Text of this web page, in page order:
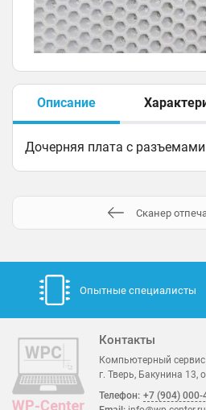
Описание
Дочерняя плата с разъемами
Сканер
Опытные специалисты
Контакты
Компьютерный сервис
г. Тверь, Бакунина 13,
Телефон: +7 (904) 000-